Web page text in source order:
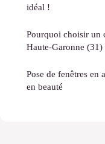
idéal !
Pourquoi choisir un
Haute-Garonne (31)
Pose de fenêtres en
en beauté